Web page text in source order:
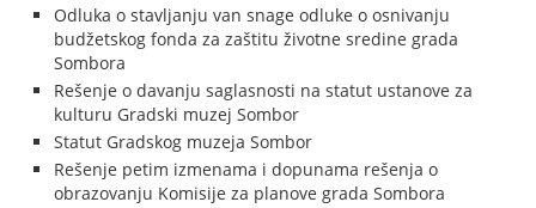
Odluka o stavljanju van snage odluke o osnivanju
budžetskog fonda za zaštitu životne sredine grada
Sombora
Rešenje o davanju saglasnosti na statut ustanove za
kulturu Gradski muzej Sombor
Statut Gradskog muzeja Sombor
Rešenje petim izmenama i dopunama rešenja o
obrazovanju Komisije za planove grada Sombora